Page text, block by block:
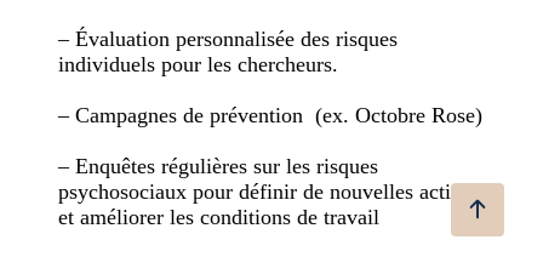
– Évaluation personnalisée des risques
individuels pour les chercheurs.
– Campagnes de prévention (ex. Octobre Rose)
– Enquêtes régulières sur les risques
psychosociaux pour définir de nouvelles actions
et améliorer les conditions de travail